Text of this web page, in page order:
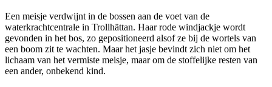
Een meisje verdwijnt in de bossen aan de voet van de
waterkrachtcentrale in Trollhättan. Haar rode windjackje wordt
gevonden in het bos, zo gepositioneerd alsof ze bij de wortels van
een boom zit te wachten. Maar het jasje bevindt zich niet om het
lichaam van het vermiste meisje, maar om de stoffelijke resten van
een ander, onbekend kind.